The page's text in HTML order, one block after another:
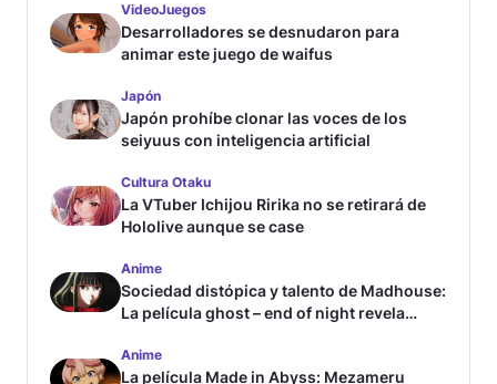
VideoJuegos
Desarrolladores se desnudaron para
animar este juego de waifus
Japón
Japón prohíbe clonar las voces de los
seiyuus con inteligencia artificial
Cultura Otaku
La VTuber Ichijou Ririka no se retirará de
Hololive aunque se case
Anime
Sociedad distópica y talento de Madhouse:
La película ghost – end of night revela
Anime
La película Made in Abyss: Mezameru